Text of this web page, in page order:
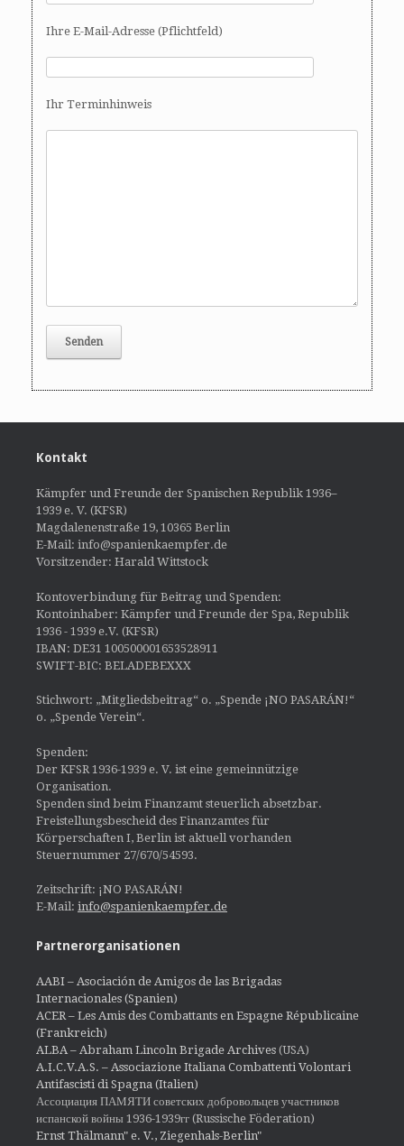
Ihre E-Mail-Adresse (Pflichtfeld)
Ihr Terminhinweis
Kontakt
Kämpfer und Freunde der Spanischen Republik 1936–
1939 e. V. (KFSR)
Magdalenenstraße 19, 10365 Berlin
E-Mail: info@spanienkaempfer.de
Vorsitzender: Harald Wittstock
Kontoverbindung für Beitrag und Spenden:
Kontoinhaber: Kämpfer und Freunde der Spa, Republik
1936 - 1939 e.V. (KFSR)
IBAN: DE31 100500001653528911
SWIFT-BIC: BELADEBEXXX
Stichwort: „Mitgliedsbeitrag“ o. „Spende ¡NO PASARÁN!“
o. „Spende Verein“.
Spenden:
Der KFSR 1936-1939 e. V. ist eine gemeinnützige
Organisation.
Spenden sind beim Finanzamt steuerlich absetzbar.
Freistellungsbescheid des Finanzamtes für
Körperschaften I, Berlin ist aktuell vorhanden
Steuernummer 27/670/54593.
Zeitschrift: ¡NO PASARÁN!
E-Mail: info@spanienkaempfer.de
Partnerorganisationen
AABI – Asociación de Amigos de las Brigadas
Internacionales (Spanien)
ACER – Les Amis des Combattants en Espagne Républicaine
(Frankreich)
ALBA – Abraham Lincoln Brigade Archives (USA)
A.I.C.V.A.S. – Associazione Italiana Combattenti Volontari
Antifascisti di Spagna (Italien)
Ассоциация ПАМЯТИ советских добровольцев участников
испанской войны 1936-1939гг (Russische Föderation)
Ernst Thälmann" e. V., Ziegenhals-Berlin"